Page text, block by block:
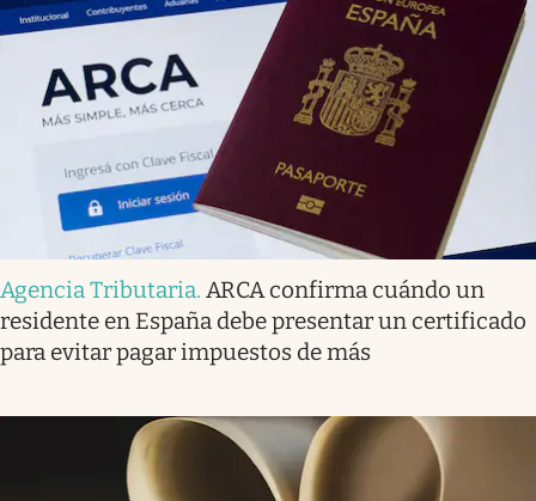
Agencia Tributaria. ARCA confirma cuándo un
residente en España debe presentar un certificado
para evitar pagar impuestos de más